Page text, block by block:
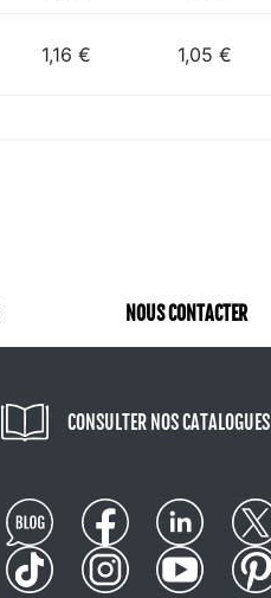
1,16 € 1,05 €
NOUS CONTACTER
CONSULTER NOS CATALOGUES